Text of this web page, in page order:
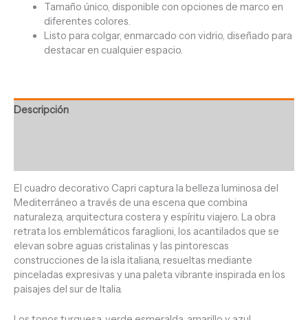
Tamaño único, disponible con opciones de marco en
diferentes colores.
Listo para colgar, enmarcado con vidrio, diseñado para
destacar en cualquier espacio.
Descripción
El cuadro decorativo Capri captura la belleza luminosa del
Mediterráneo a través de una escena que combina
naturaleza, arquitectura costera y espíritu viajero. La obra
retrata los emblemáticos faraglioni, los acantilados que se
elevan sobre aguas cristalinas y las pintorescas
construcciones de la isla italiana, resueltas mediante
pinceladas expresivas y una paleta vibrante inspirada en los
paisajes del sur de Italia.